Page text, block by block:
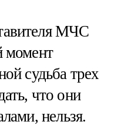
МЧС
момент
судьба трех
что они
нельзя.